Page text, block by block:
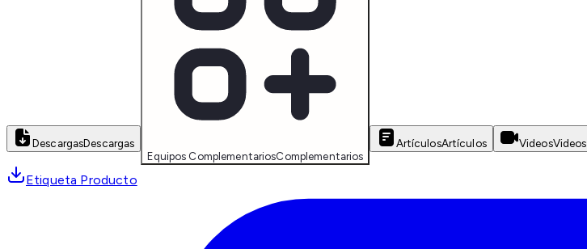
DescargasDescargas
Equipos ComplementariosComplementarios
ArtículosArtículos VideosVideos
Etiqueta Producto